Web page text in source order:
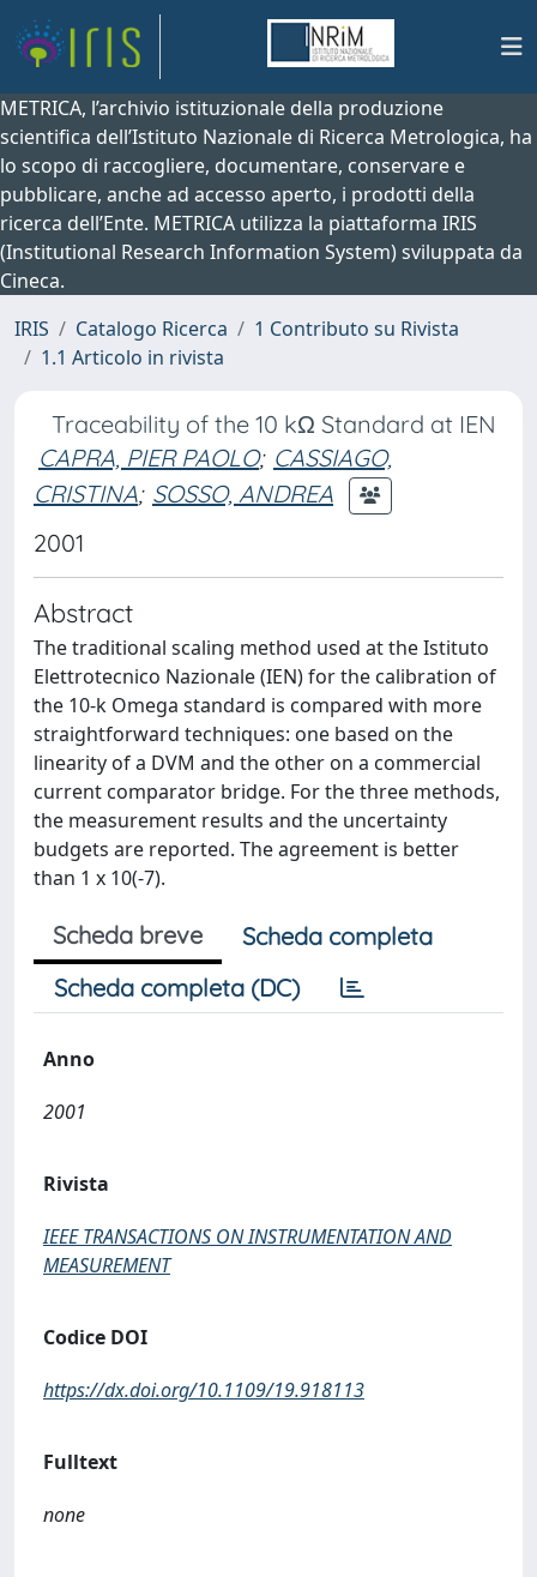
METRICA, l’archivio istituzionale della produzione
scientifica dell’Istituto Nazionale di Ricerca Metrologica, ha
lo scopo di raccogliere, documentare, conservare e
pubblicare, anche ad accesso aperto, i prodotti della
ricerca dell’Ente. METRICA utilizza la piattaforma IRIS
(Institutional Research Information System) sviluppata da
Cineca.
IRIS
Catalogo Ricerca
1 Contributo su Rivista
1.1 Articolo in rivista
Traceability of the 10 kΩ Standard at IEN
CAPRA, PIER PAOLO; CASSIAGO,
CRISTINA; SOSSO, ANDREA
2001
Abstract
The traditional scaling method used at the Istituto
Elettrotecnico Nazionale (IEN) for the calibration of
the 10-k Omega standard is compared with more
straightforward techniques: one based on the
linearity of a DVM and the other on a commercial
current comparator bridge. For the three methods,
the measurement results and the uncertainty
budgets are reported. The agreement is better
than 1 x 10(-7).
Scheda breve
Scheda completa
Scheda completa (DC)
Anno
2001
Rivista
IEEE TRANSACTIONS ON INSTRUMENTATION AND
MEASUREMENT
Codice DOI
https://dx.doi.org/10.1109/19.918113
Fulltext
none